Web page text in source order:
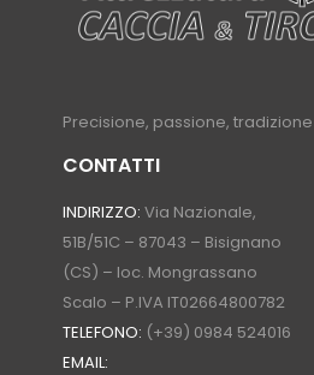
Precisione, passione,
CONTATTI
INDIRIZZO: Via Nazionale,
51B/51C – 87043 – Bisignano
(CS) – loc. Mongrassano
Scalo – P.IVA IT02664800782
TELEFONO: (+39) 0984 524016
EMAIL: